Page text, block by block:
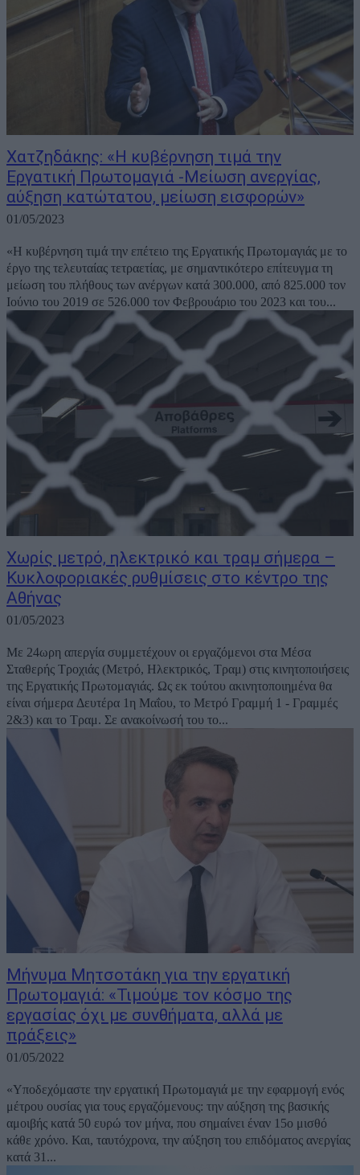
Χατζηδάκης: «Η κυβέρνηση τιμά την
Εργατική Πρωτομαγιά -Μείωση ανεργίας,
αύξηση κατώτατου, μείωση εισφορών»
01/05/2023
«Η κυβέρνηση τιμά την επέτειο της Εργατικής Πρωτομαγιάς με το
έργο της τελευταίας τετραετίας, με σημαντικότερο επίτευγμα τη
μείωση του πλήθους των ανέργων κατά 300.000, από 825.000 τον
Ιούνιο του 2019 σε 526.000 τον Φεβρουάριο του 2023 και του...
Χωρίς μετρό, ηλεκτρικό και τραμ σήμερα –
Κυκλοφοριακές ρυθμίσεις στο κέντρο της
Αθήνας
01/05/2023
Με 24ωρη απεργία συμμετέχουν οι εργαζόμενοι στα Μέσα
Σταθερής Τροχιάς (Μετρό, Ηλεκτρικός, Τραμ) στις κινητοποιήσεις
της Εργατικής Πρωτομαγιάς. Ως εκ τούτου ακινητοποιημένα θα
είναι σήμερα Δευτέρα 1η Μαΐου, το Μετρό Γραμμή 1 - Γραμμές
2&3) και το Τραμ. Σε ανακοίνωσή του το...
Mήνυμα Μητσοτάκη για την εργατική
Πρωτομαγιά: «Τιμούμε τον κόσμο της
εργασίας όχι με συνθήματα, αλλά με
πράξεις»
01/05/2022
«Υποδεχόμαστε την εργατική Πρωτομαγιά με την εφαρμογή ενός
μέτρου ουσίας για τους εργαζόμενους: την αύξηση της βασικής
αμοιβής κατά 50 ευρώ τον μήνα, που σημαίνει έναν 15ο μισθό
κάθε χρόνο. Και, ταυτόχρονα, την αύξηση του επιδόματος ανεργίας
κατά 31...